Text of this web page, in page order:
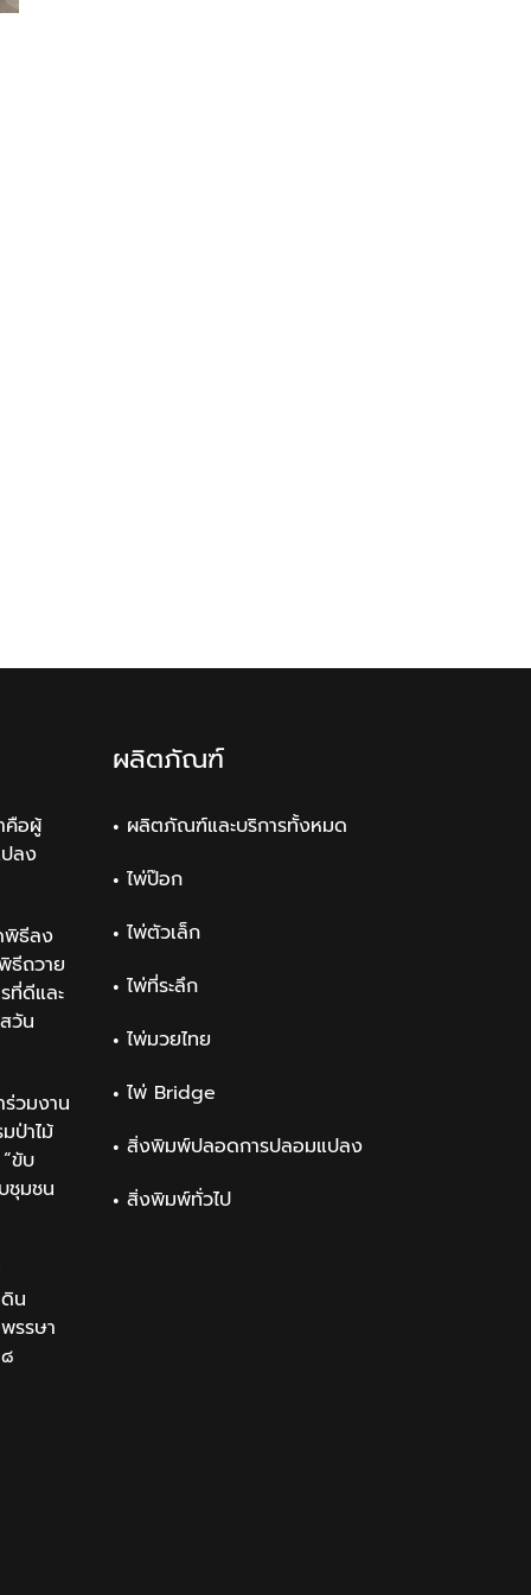
คือผู้
ลง
พิธีลง
ธีถวาย
ที่ดีและ
วัน
วมงาน
ป่าไม้
ขับ
ชุมชน
น
รรษา
ผลิตภัณฑ์
ผลิตภัณฑ์และบริการทั้งหมด
ไพ่ป๊อก
ไพ่ตัวเล็ก
ไพ่ที่ระลึก
ไพ่มวยไทย
ไพ่ Bridge
สิ่งพิมพ์ปลอดการปลอมแปลง
สิ่งพิมพ์ทั่วไป